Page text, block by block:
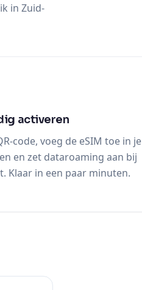
in Zuid-
activeren
code, voeg de eSIM toe in je
en zet dataroaming aan bij
Klaar in een paar minuten.